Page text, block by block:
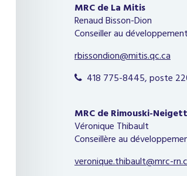
MRC de La Mitis
Renaud Bisson-Dion
Conseiller au
rbissondion@mitis.qc.ca
 418 775-8445, poste
MRC de Rimouski-
Véronique Thibault
Conseillère au
veronique.thibault@mrc-